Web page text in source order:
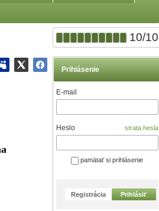
10/10
Prihlásenie
E-mail
Heslo strata hesla
pamätať si prihlásenie
Registrácia Prihlásiť